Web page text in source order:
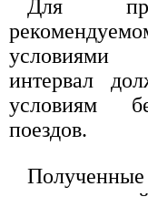
Для
условиями
интервал
условиям
поездов.